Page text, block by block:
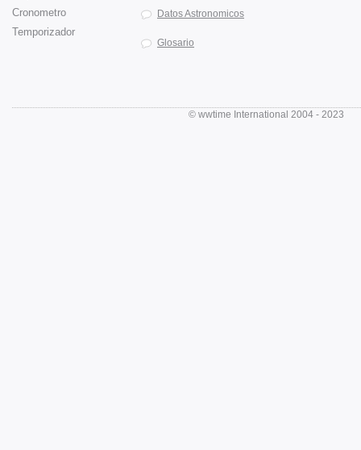
Cronometro
Temporizador
Datos Astronomicos
Glosario
© wwtime International 2004 -